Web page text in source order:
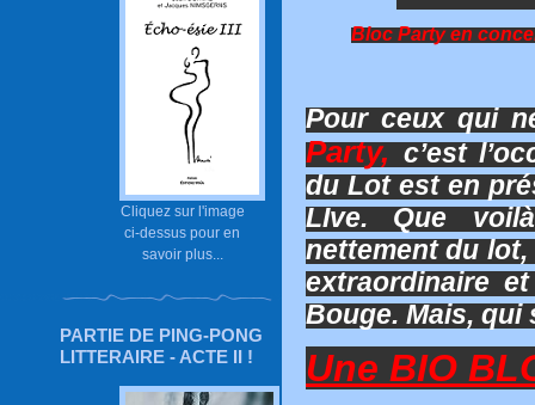
Cliquez sur l'image
ci-dessus pour en
savoir plus...
PARTIE DE PING-PONG
LITTERAIRE - ACTE II !
Bloc Party en
Pour ceux qui
Party,c’est
du Lot est en
LIve. Que
nettement du
extraordinaire
Bouge. Mais,
Une BIO